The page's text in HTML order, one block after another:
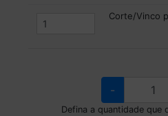
Corte/Vinco
-
Defina a quantidade que